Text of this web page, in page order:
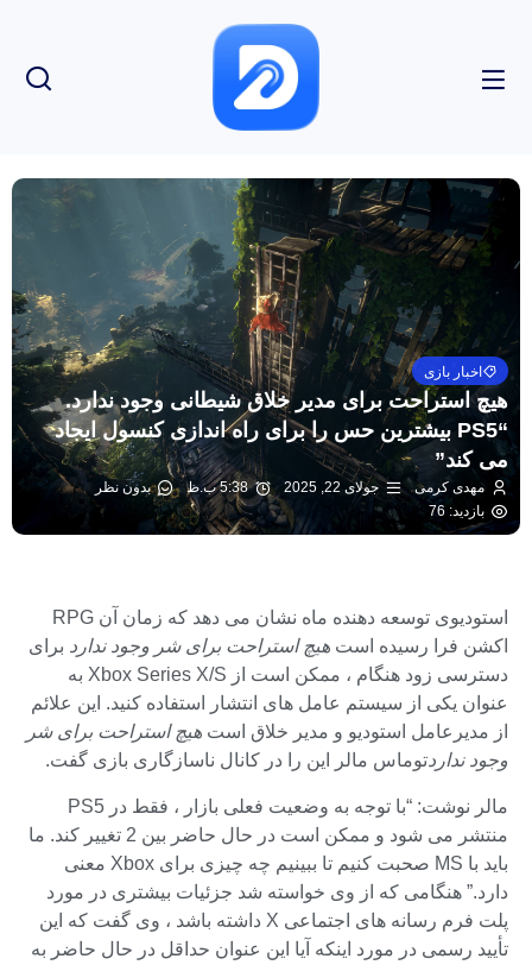
اخبار بازی
هیچ استراحت برای مدیر خلاق شیطانی وجود ندارد.
“PS5 بیشترین حس را برای راه اندازی کنسول ایجاد
می کند”
مهدی کرمی جولای 22, 2025 5:38 ب.ظ
بدون نظر
بازدید: 76
استودیوی توسعه دهنده ماه نشان می دهد که زمان آن RPG
اکشن فرا رسیده است هیچ استراحت برای شر وجود ندارد برای
دسترسی زود هنگام ، ممکن است از Xbox Series X/S به
عنوان یکی از سیستم عامل های انتشار استفاده کنید. این علائم
از مدیرعامل استودیو و مدیر خلاق است هیچ استراحت برای شر
وجود نداردتوماس مالر این را در کانال ناسازگاری بازی گفت.
مالر نوشت: “با توجه به وضعیت فعلی بازار ، فقط در PS5
منتشر می شود و ممکن است در حال حاضر بین 2 تغییر کند. ما
باید با MS صحبت کنیم تا ببینیم چه چیزی برای Xbox معنی
دارد.” هنگامی که از وی خواسته شد جزئیات بیشتری در مورد
پلت فرم رسانه های اجتماعی X داشته باشد ، وی گفت که این
تأیید رسمی در مورد اینکه آیا این عنوان حداقل در حال حاضر به